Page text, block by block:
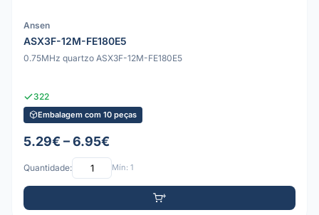
Ansen
ASX3F-12M-FE180E5
0.75MHz quartzo ASX3F-12M-FE180E5
322
Embalagem com 10 peças
5.29€ – 6.95€
Quantidade: Mín: 1